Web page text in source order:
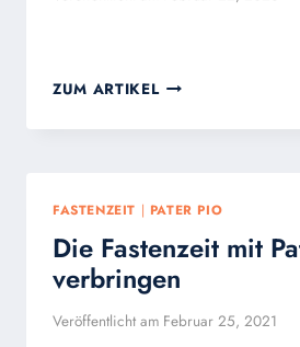
ZUM ARTIKEL BETEN
DEN
–
DER
VEREINT
UNS
FASTENZEIT | PATER PIO
Die Fastenzeit mit
verbringen
Veröffentlicht am Februar 25, 2021